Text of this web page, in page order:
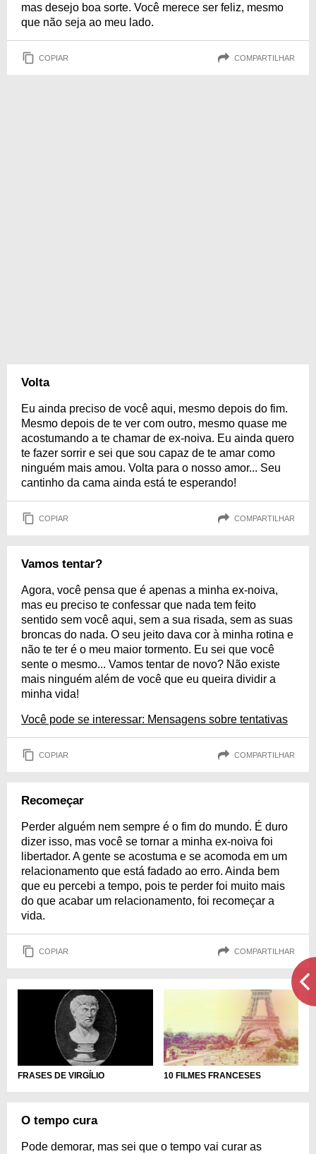
mas desejo boa sorte. Você merece ser feliz, mesmo
que não seja ao meu lado.
COPIAR COMPARTILHAR
Volta
Eu ainda preciso de você aqui, mesmo depois do fim.
Mesmo depois de te ver com outro, mesmo quase me
acostumando a te chamar de ex-noiva. Eu ainda quero
te fazer sorrir e sei que sou capaz de te amar como
ninguém mais amou. Volta para o nosso amor... Seu
cantinho da cama ainda está te esperando!
COPIAR COMPARTILHAR
Vamos tentar?
Agora, você pensa que é apenas a minha ex-noiva,
mas eu preciso te confessar que nada tem feito
sentido sem você aqui, sem a sua risada, sem as suas
broncas do nada. O seu jeito dava cor à minha rotina e
não te ter é o meu maior tormento. Eu sei que você
sente o mesmo... Vamos tentar de novo? Não existe
mais ninguém além de você que eu queira dividir a
minha vida!
Você pode se interessar: Mensagens sobre tentativas
COPIAR COMPARTILHAR
Recomeçar
Perder alguém nem sempre é o fim do mundo. É duro
dizer isso, mas você se tornar a minha ex-noiva foi
libertador. A gente se acostuma e se acomoda em um
relacionamento que está fadado ao erro. Ainda bem
que eu percebi a tempo, pois te perder foi muito mais
do que acabar um relacionamento, foi recomeçar a
vida.
COPIAR COMPARTILHAR
FRASES DE VIRGÍLIO 10 FILMES FRANCESES
O tempo cura
Pode demorar, mas sei que o tempo vai curar as